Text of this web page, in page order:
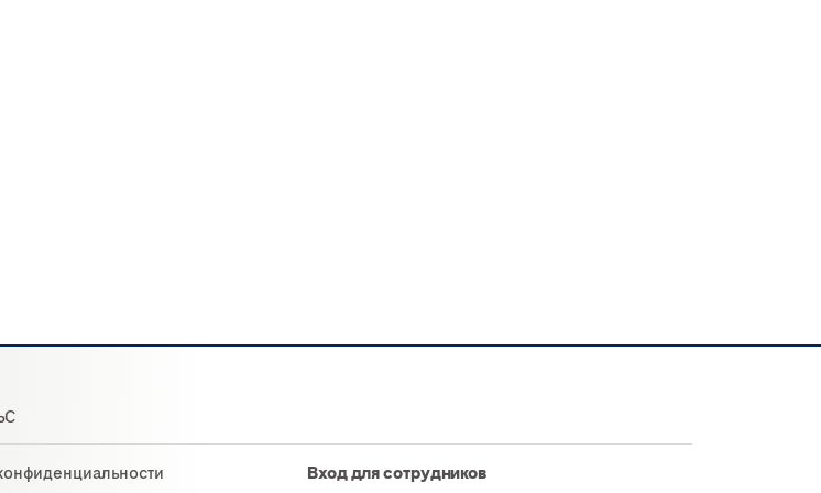
Вход для сотрудников